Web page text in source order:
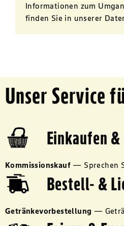
Informationen zum
finden Sie in unserer
Unser Service
Einkaufen
Kommissionskauf — Sprechen
Bestell- &
Getränkevorbestellung —